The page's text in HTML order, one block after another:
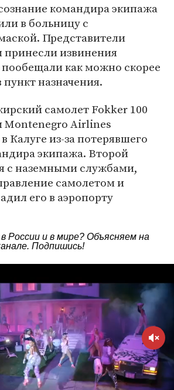
командира экипажа
в больницу с
Представители
извинения
как можно скорее
пункт назначения.
самолет Fokker 100
Montenegro Airlines
в Калуге из-за потерявшего
экипажа. Второй
с наземными службами,
самолетом и
его в аэропорту
России и в мире? Объясняем на
. Подпишись!